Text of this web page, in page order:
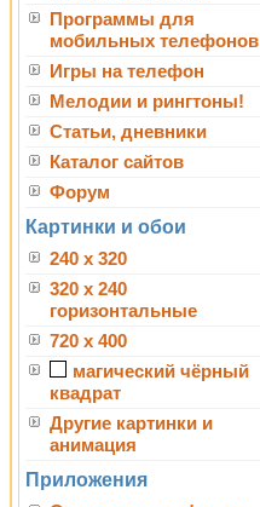
Программы для
мобильных телефонов
Игры на телефон
Мелодии и рингтоны!
Статьи, дневники
Каталог сайтов
Форум
Картинки и обои
240 x 320
320 x 240
горизонтальные
720 x 400
магический чёрный
квадрат
Другие картинки и
анимация
Приложения